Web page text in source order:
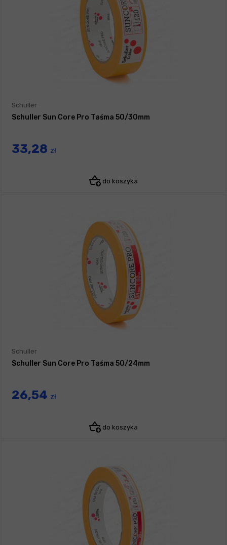
Schuller
Schuller Sun Core Pro Taśma 50/30mm
33,28 zł
do koszyka
Schuller
Schuller Sun Core Pro Taśma 50/24mm
26,54 zł
do koszyka